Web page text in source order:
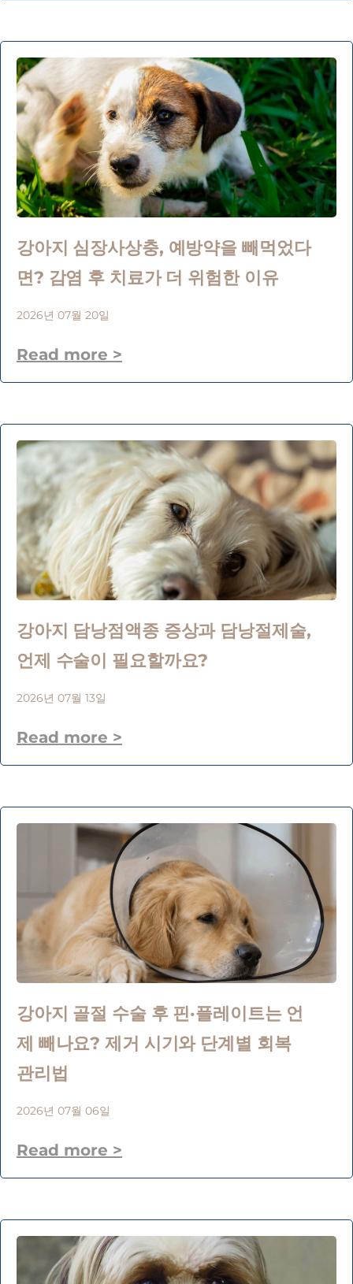
강아지 심장사상충, 예방약을 빼먹었다
면? 감염 후 치료가 더 위험한 이유
2026년 07월 20일
Read more >
강아지 담낭점액종 증상과 담낭절제술,
언제 수술이 필요할까요?
2026년 07월 13일
Read more >
강아지 골절 수술 후 핀·플레이트는 언
제 빼나요? 제거 시기와 단계별 회복
관리법
2026년 07월 06일
Read more >